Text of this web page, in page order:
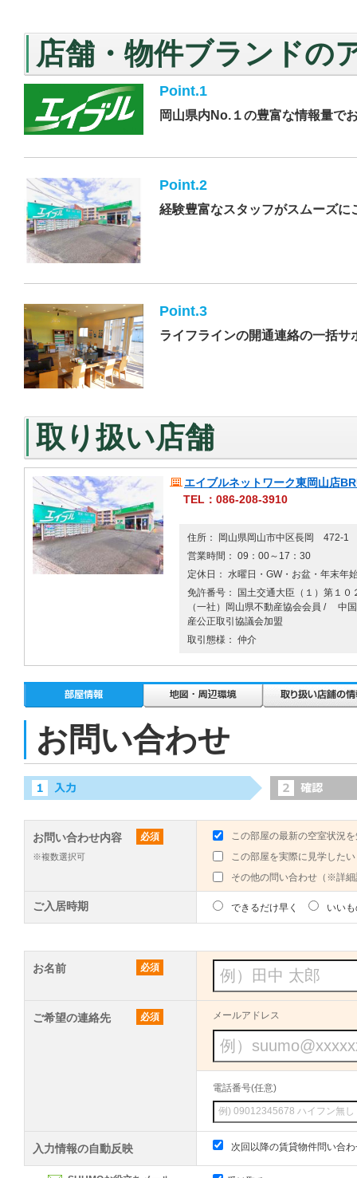
店舗・物件ブランドの
Point.1
岡山県内No.１の豊富な情報量で
Point.2
経験豊富なスタッフがスムーズに
Point.3
ライフラインの開通連絡の一括
取り扱い店舗
エイブルネットワーク東岡山店
TEL：086-208-3910
住所： 岡山県岡山市中区長岡 472-1
営業時間： 09：00～17：30
定休日： 水曜日・GW・お盆・年末年
免許番号： 国土交通大臣（１）第１０
（一社）岡山県不動産協会会員 / 中
産公正取引協議会加盟
取引態様： 仲介
お問い合わせ
お問い合わせ内容 必須
※複数選択可
この部屋の最新の空室状況
この部屋を実際に見学したい
その他の問い合わせ（※詳
ご入居時期 できるだけ早く いい
お名前 必須
ご希望の連絡先 必須 メールアドレス
電話番号(任意)
入力情報の自動反映 次回以降の賃貸物件問い合